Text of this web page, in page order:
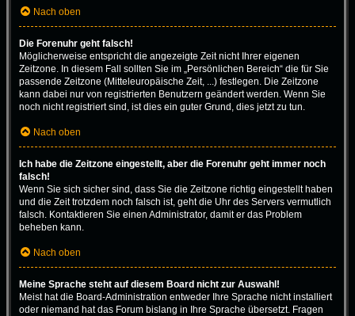
Nach oben
Die Forenuhr geht falsch!
Möglicherweise entspricht die angezeigte Zeit nicht Ihrer eigenen
Zeitzone. In diesem Fall sollten Sie im „Persönlichen Bereich“ die für Sie
passende Zeitzone (Mitteleuropäische Zeit, ...) festlegen. Die Zeitzone
kann dabei nur von registrierten Benutzern geändert werden. Wenn Sie
noch nicht registriert sind, ist dies ein guter Grund, dies jetzt zu tun.
Nach oben
Ich habe die Zeitzone eingestellt, aber die Forenuhr geht immer noch
falsch!
Wenn Sie sich sicher sind, dass Sie die Zeitzone richtig eingestellt haben
und die Zeit trotzdem noch falsch ist, geht die Uhr des Servers vermutlich
falsch. Kontaktieren Sie einen Administrator, damit er das Problem
beheben kann.
Nach oben
Meine Sprache steht auf diesem Board nicht zur Auswahl!
Meist hat die Board-Administration entweder Ihre Sprache nicht installiert
oder niemand hat das Forum bislang in Ihre Sprache übersetzt. Fragen